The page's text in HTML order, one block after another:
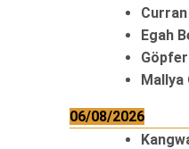
Egah
Mallya
06/08/2026